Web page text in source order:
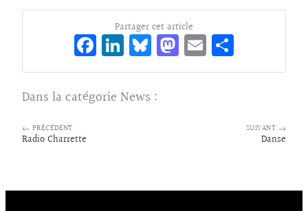
Partager cet article
Fa
ce
bo
o
Li
n
ke
dI
Bl
ue
sk
M
as
E
m rt
Dans la catégorie News :
← PRÉCÉDENT
Radio Charrette
SUIVANT →
Danse